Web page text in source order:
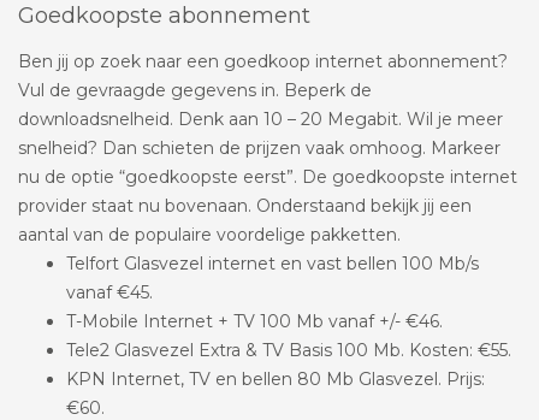
Goedkoopste abonnement
Ben jij op zoek naar een goedkoop internet abonnement?
Vul de gevraagde gegevens in. Beperk de
downloadsnelheid. Denk aan 10 – 20 Megabit. Wil je meer
snelheid? Dan schieten de prijzen vaak omhoog. Markeer
nu de optie “goedkoopste eerst”. De goedkoopste internet
provider staat nu bovenaan. Onderstaand bekijk jij een
aantal van de populaire voordelige pakketten.
Telfort Glasvezel internet en vast bellen 100 Mb/s
vanaf €45.
T-Mobile Internet + TV 100 Mb vanaf +/- €46.
Tele2 Glasvezel Extra & TV Basis 100 Mb. Kosten: €55.
KPN Internet, TV en bellen 80 Mb Glasvezel. Prijs:
€60.